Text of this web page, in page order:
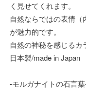
く見せてくれます。
自然ならではの表情
が魅力的です。
自然の神秘を感じるカ
日本製/made in Japan
-モルガナイトの石言